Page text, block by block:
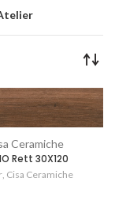
Ceramiche
Rett 30X120
, Cisa Ceramiche